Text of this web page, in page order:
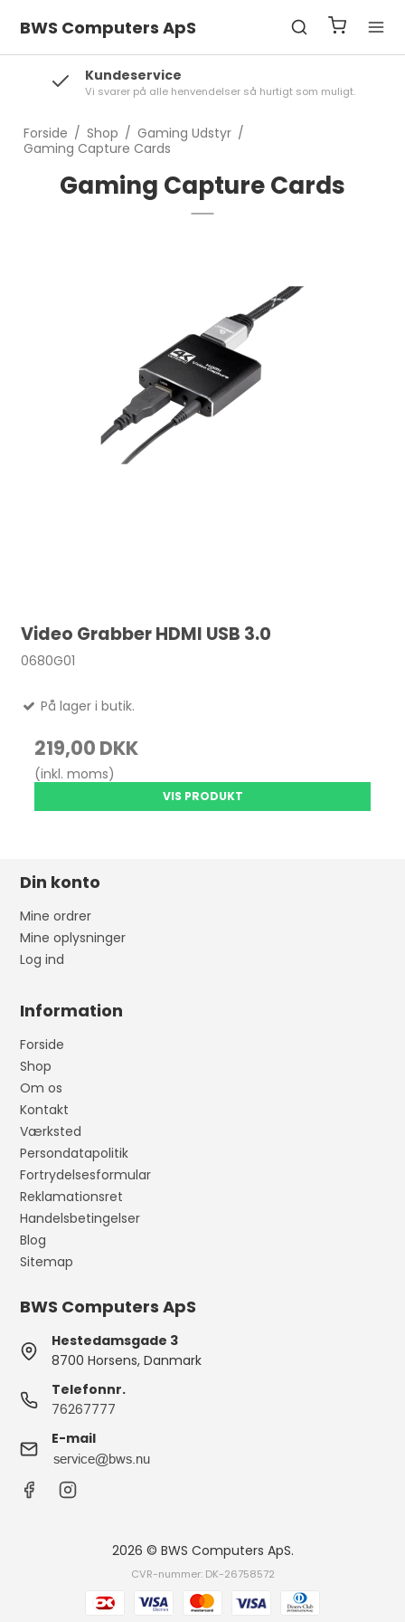
BWS Computers ApS
Kundeservice
Vi svarer på alle henvendelser så hurtigt som muligt.
Forside / Shop / Gaming Udstyr /
Gaming Capture Cards
Gaming Capture Cards
Video Grabber HDMI USB 3.0
0680G01
På lager i butik.
219,00 DKK
(inkl. moms)
VIS PRODUKT
Din konto
Mine ordrer
Mine oplysninger
Log ind
Information
Forside
Shop
Om os
Kontakt
Værksted
Persondatapolitik
Fortrydelsesformular
Reklamationsret
Handelsbetingelser
Blog
Sitemap
BWS Computers ApS
Hestedamsgade 3
8700 Horsens, Danmark
Telefonnr.
76267777
E-mail
2026 © BWS Computers ApS.
CVR-nummer: DK-26758572